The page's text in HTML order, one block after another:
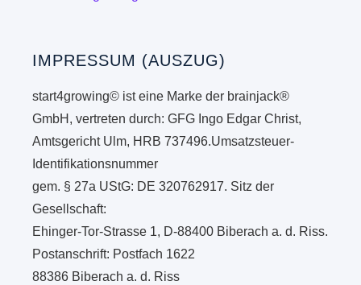
IMPRESSUM (AUSZUG)
start4growing© ist eine Marke der brainjack®
GmbH, vertreten durch: GFG Ingo Edgar Christ,
Amtsgericht Ulm, HRB 737496.Umsatzsteuer-
Identifikationsnummer
gem. § 27a UStG: DE 320762917. Sitz der
Gesellschaft:
Ehinger-Tor-Strasse 1, D-88400 Biberach a. d. Riss.
Postanschrift: Postfach 1622
88386 Biberach a. d. Riss